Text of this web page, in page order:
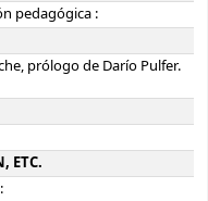
pedagógica :
prólogo de Darío Pulfer.
ETC.